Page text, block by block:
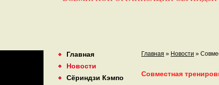
Главная
Новости
Сёриндзи Кэмпо
Главная » Новости »
Совместная